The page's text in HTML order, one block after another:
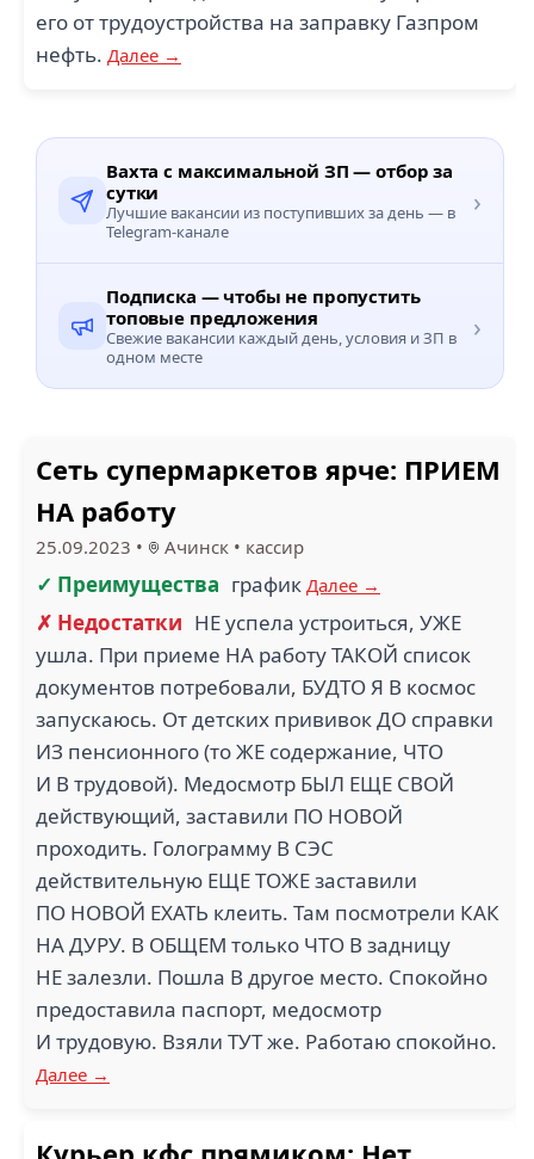
его от трудоустройства на заправку Газпром
нефть. Далее →
Вахта с максимальной ЗП — отбор за
сутки
Лучшие вакансии из поступивших за день — в
Telegram-канале
›
Подписка — чтобы не пропустить
топовые предложения
Свежие вакансии каждый день, условия и ЗП в
одном месте
›
Сеть супермаркетов ярче: ПРИЕМ
НА работу
25.09.2023 • Ачинск • кассир
✓ Преимущества график Далее →
✗ Недостатки НЕ успела устроиться, УЖЕ
ушла. При приеме НА работу ТАКОЙ список
документов потребовали, БУДТО Я В космос
запускаюсь. От детских прививок ДО справки
ИЗ пенсионного (то ЖЕ содержание, ЧТО
И В трудовой). Медосмотр БЫЛ ЕЩЕ СВОЙ
действующий, заставили ПО НОВОЙ
проходить. Голограмму В СЭС
действительную ЕЩЕ ТОЖЕ заставили
ПО НОВОЙ ЕХАТЬ клеить. Там посмотрели КАК
НА ДУРУ. В ОБЩЕМ только ЧТО В задницу
НЕ залезли. Пошла В другое место. Спокойно
предоставила паспорт, медосмотр
И трудовую. Взяли ТУТ же. Работаю спокойно.
Далее →